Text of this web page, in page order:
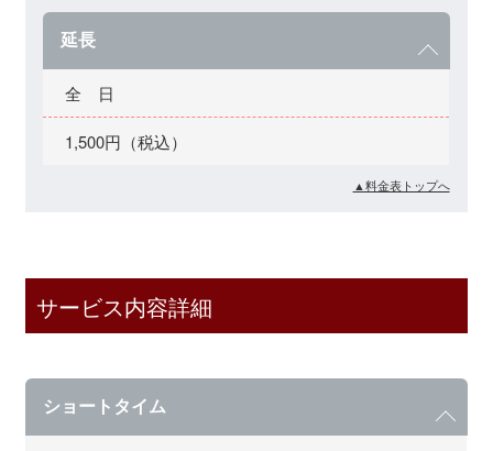
延長
全 日
1,500円（税込）
▲料金表トップへ
サービス内容詳細
ショートタイム